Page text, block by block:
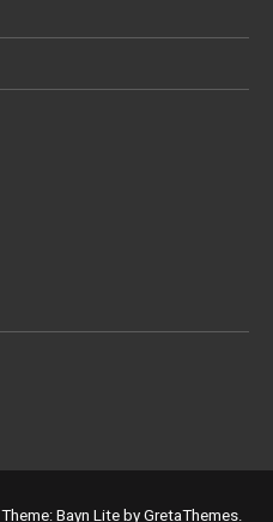
Theme: Bayn Lite by GretaThemes.